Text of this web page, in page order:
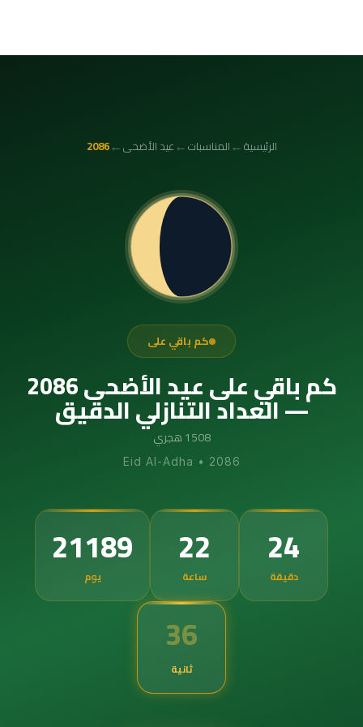
الرئيسية←المناسبات←عيد الأضحى←
2086
كم باقي على
كم باقي على عيد الأضحى 2086
— العداد التنازلي الدقيق
1508 هجري
Eid Al-Adha • 2086
21189
يوم
22
ساعة
24
دقيقة
35
ثانية